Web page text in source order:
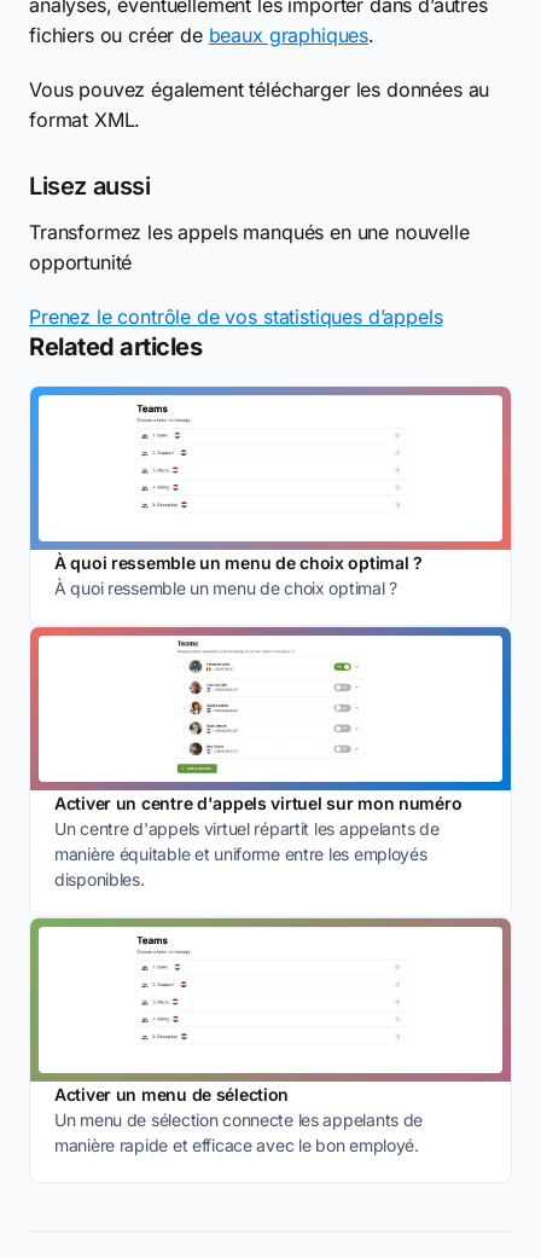
fichiers ou créer de beaux graphiques.
Vous pouvez également télécharger les données au
format XML.
Lisez aussi
Transformez les appels manqués en une nouvelle
opportunité
Prenez le contrôle de vos statistiques d’appels
Related articles
À quoi ressemble un menu de choix optimal ?
À quoi ressemble un menu de choix optimal ?
Activer un centre d'appels virtuel sur mon numéro
Un centre d'appels virtuel répartit les appelants de
manière équitable et uniforme entre les employés
disponibles.
Activer un menu de sélection
Un menu de sélection connecte les appelants de
manière rapide et efficace avec le bon employé.